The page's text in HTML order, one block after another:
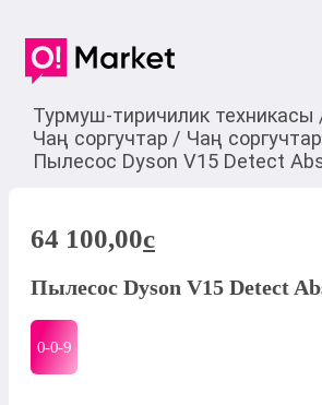
Турмуш-тиричилик техникасы
Чаң соргучтар / Чаң соргучтар
Пылесос Dyson V15 Detect
64 100,00c
Пылесос Dyson V15 Detect
0-0-9